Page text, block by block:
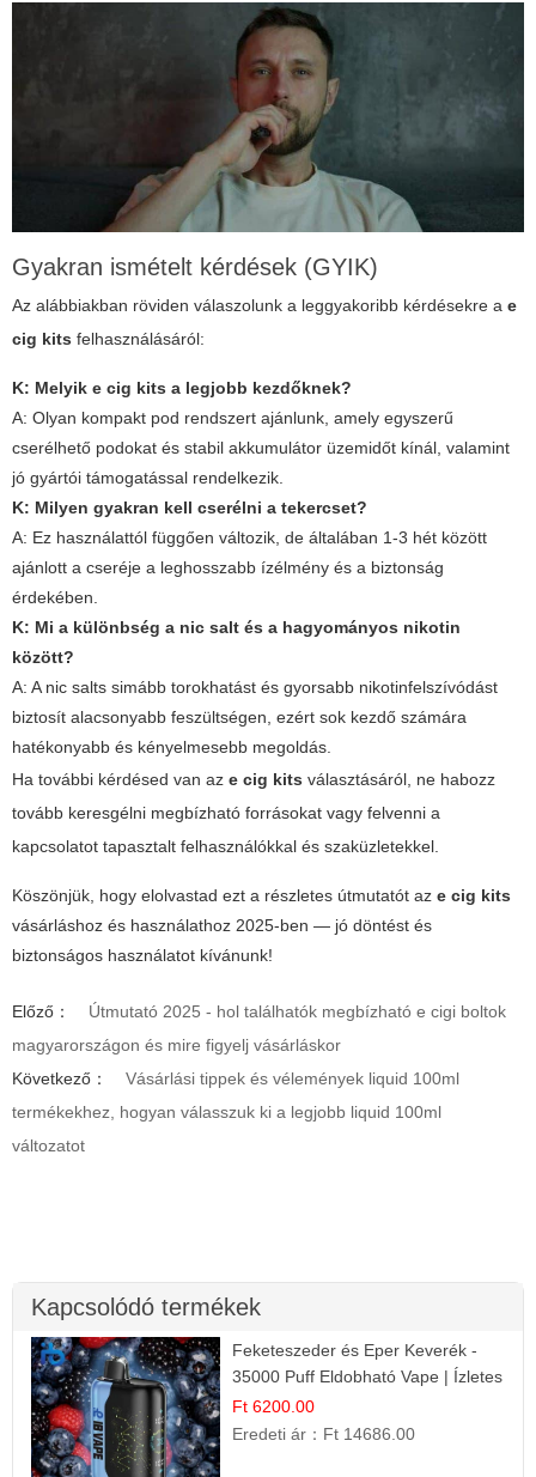
Gyakran ismételt kérdések (GYIK)
Az alábbiakban röviden válaszolunk a leggyakoribb kérdésekre a e
cig kits felhasználásáról:
K: Melyik e cig kits a legjobb kezdőknek?
A: Olyan kompakt pod rendszert ajánlunk, amely egyszerű
cserélhető podokat és stabil akkumulátor üzemidőt kínál, valamint
jó gyártói támogatással rendelkezik.
K: Milyen gyakran kell cserélni a tekercset?
A: Ez használattól függően változik, de általában 1-3 hét között
ajánlott a cseréje a leghosszabb ízélmény és a biztonság
érdekében.
K: Mi a különbség a nic salt és a hagyományos nikotin
között?
A: A nic salts simább torokhatást és gyorsabb nikotinfelszívódást
biztosít alacsonyabb feszültségen, ezért sok kezdő számára
hatékonyabb és kényelmesebb megoldás.
Ha további kérdésed van az e cig kits választásáról, ne habozz
tovább keresgélni megbízható forrásokat vagy felvenni a
kapcsolatot tapasztalt felhasználókkal és szaküzletekkel.
Köszönjük, hogy elolvastad ezt a részletes útmutatót az e cig kits
vásárláshoz és használathoz 2025-ben — jó döntést és
biztonságos használatot kívánunk!
Előző：
Útmutató 2025 - hol találhatók megbízható e cigi boltok
magyarországon és mire figyelj vásárláskor
Következő：
Vásárlási tippek és vélemények liquid 100ml
termékekhez, hogyan válasszuk ki a legjobb liquid 100ml
változatot
Kapcsolódó termékek
Feketeszeder és Eper Keverék -
35000 Puff Eldobható Vape | Ízletes
Gyümölcsökombináció!
Ft 6200.00
Eredeti ár： Ft 14686.00